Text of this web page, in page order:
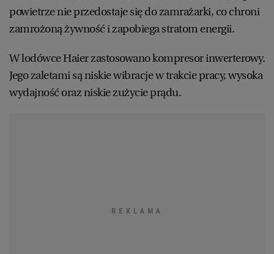
powietrze nie przedostaje się do zamrażarki, co chroni
zamrożoną żywność i zapobiega stratom energii.
W lodówce Haier zastosowano kompresor inwerterowy.
Jego zaletami są niskie wibracje w trakcie pracy, wysoka
wydajność oraz niskie zużycie prądu.